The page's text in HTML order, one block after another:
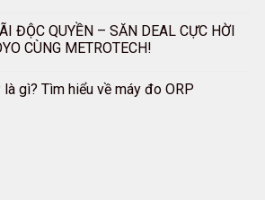
ĐỘC QUYỀN – SĂN DEAL CỰC HỜI
CÙNG METROTECH!
là gì? Tìm hiểu về máy đo ORP